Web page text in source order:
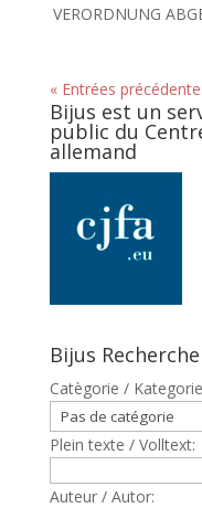
VERORDNUNG
« Entrées
Bijus est un
public du
allemand
Bijus Recherche
Catègorie /
Plein texte / Volltext:
Auteur / Autor: